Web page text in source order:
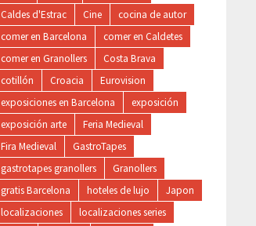
Caldes d'Estrac
Cine
cocina de autor
comer en Barcelona
comer en Caldetes
comer en Granollers
Costa Brava
cotillón
Croacia
Eurovision
exposiciones en Barcelona
exposición
exposición arte
Feria Medieval
Fira Medieval
GastroTapes
gastrotapes granollers
Granollers
gratis Barcelona
hoteles de lujo
Japon
localizaciones
localizaciones series